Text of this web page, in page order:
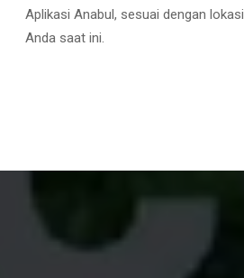
Aplikasi Anabul, sesuai dengan lokasi
Anda saat ini.